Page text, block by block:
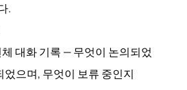
.
대화 기록 — 무엇이 논의되었
었으며, 무엇이 보류 중인지